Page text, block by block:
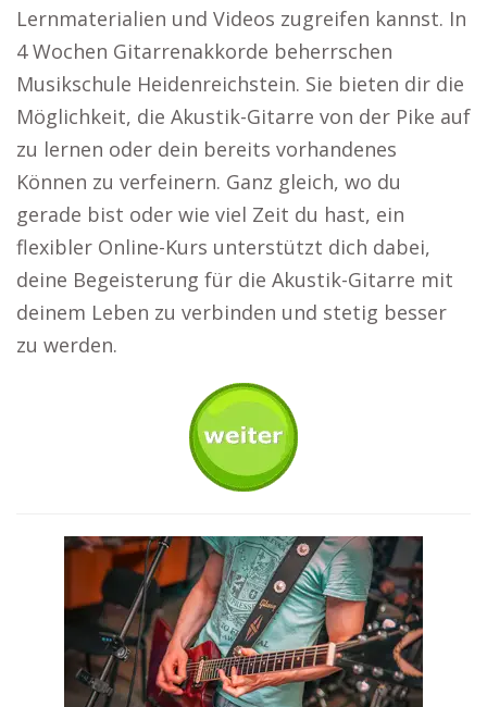
Lernmaterialien und Videos zugreifen kannst. In
4 Wochen Gitarrenakkorde beherrschen
Musikschule Heidenreichstein. Sie bieten dir die
Möglichkeit, die Akustik-Gitarre von der Pike auf
zu lernen oder dein bereits vorhandenes
Können zu verfeinern. Ganz gleich, wo du
gerade bist oder wie viel Zeit du hast, ein
flexibler Online-Kurs unterstützt dich dabei,
deine Begeisterung für die Akustik-Gitarre mit
deinem Leben zu verbinden und stetig besser
zu werden.